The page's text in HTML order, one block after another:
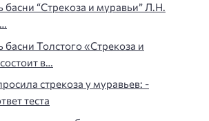
“Стрекоза и муравьи” Л.Н.
Толстого «Стрекоза и
в…
стрекоза у муравьев: -
теста